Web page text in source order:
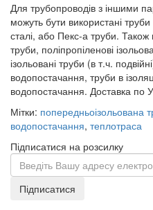
Для трубопроводів з іншими
можуть бути використані
сталі, або Пекс-а труби. Також
труби, поліпропіленові
ізольовані труби (в т.ч.
водопостачання, труби в
водопостачання. Доставка по
Мітки: попередньоізольована
водопостачання, теплотраса
Підписатися на розсилку
Підписатися